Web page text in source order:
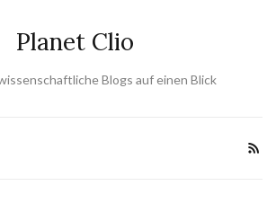
Planet Clio
Blogs auf einen Blick